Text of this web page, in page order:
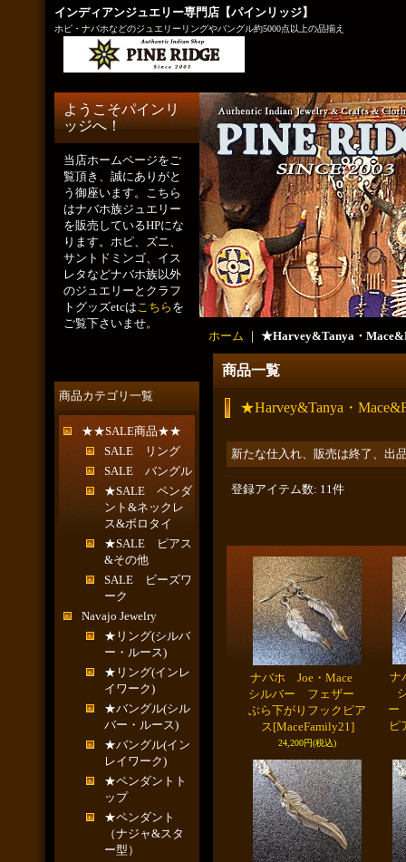
インディアンジュエリー専門店【パインリッジ】
ホピ・ナバホなどのジュエリーリングやバングル約5000点以上の品揃え
ようこそパインリ
ッジへ！
当店ホームページをご
覧頂き、誠にありがと
う御座います。こちら
はナバホ族ジュエリー
を販売しているHPにな
ります。ホピ、ズニ、
サントドミンゴ、イス
レタなどナバホ族以外
のジュエリーとクラフ
トグッズetcはこちら を
ご覧下さいませ。
商品カテゴリ一覧
★★SALE商品★★
SALE リング
SALE バングル
★SALE ペンダ
ント&ネックレ
ス&ボロタイ
★SALE ピアス
&その他
SALE ビーズワ
ーク
Navajo Jewelry
★リング(シルバ
ー・ルース)
★リング(インレ
イワーク)
★バングル(シル
バー・ルース)
★バングル(イン
レイワーク)
★ペンダントト
ップ
★ペンダント
（ナジャ&スタ
ー型）
ホーム ｜ ★Harvey&Tanya・
商品一覧
★Harvey&Tanya・
新たな仕入れ、販売は終了、出
登録アイテム数: 11件
ナバホ Joe・Mace
シルバー フェザー
ぶら下がりフックピア
ス[MaceFamily21]
24,200円(税込)
ナ
ー
ピ